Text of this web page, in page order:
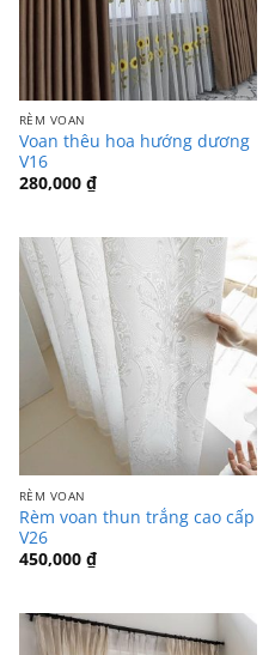
RÈM VOAN
Voan thêu hoa hướng dương
V16
280,000 ₫
RÈM VOAN
Rèm voan thun trắng cao cấp
V26
450,000 ₫